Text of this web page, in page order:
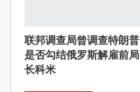
联邦调查局曾调查特朗普
是否勾结俄罗斯解雇前局
长科米